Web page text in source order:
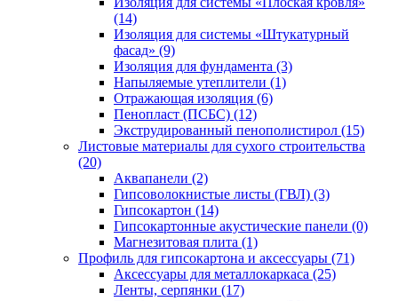
(14)
Изоляция для системы «Штукатурный
фасад» (9)
Изоляция для фундамента (3)
Напыляемые утеплители (1)
Отражающая изоляция (6)
Пенопласт (ПСБС) (12)
Экструдированный пенополистирол (15)
Листовые материалы для сухого строительства
(20)
Аквапанели (2)
Гипсоволокнистые листы (ГВЛ) (3)
Гипсокартон (14)
Гипсокартонные акустические панели (0)
Магнезитовая плита (1)
Профиль для гипсокартона и аксессуары (71)
Аксессуары для металлокаркаса (25)
Ленты, серпянки (17)